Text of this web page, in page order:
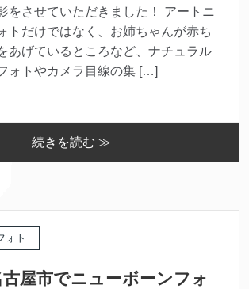
をさせていただきました！ アートニ
トだけではなく、お姉ちゃんが赤ち
あげているところなど、ナチュラル
ォトやカメラ目線の集 […]
続きを読む ≫
ォト
屋市でニューボーンフォ